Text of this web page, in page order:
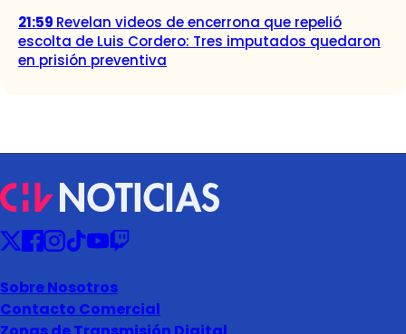
21:59 Revelan videos de encerrona que repelió
escolta de Luis Cordero: Tres imputados quedaron
en prisión preventiva
Sobre Nosotros
Contacto Comercial